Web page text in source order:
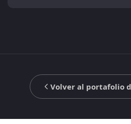
Volver al portafolio